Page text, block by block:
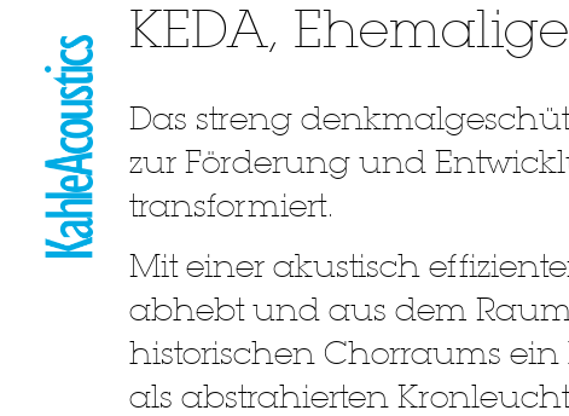
KEDA,
Das streng
zur Förderung und
transformiert.
Mit einer akustisch
abhebt und aus dem
historischen Chorraums ein
als abstrahierten